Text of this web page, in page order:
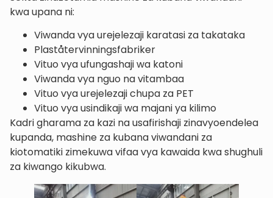
kwa upana ni:
Viwanda vya urejelezaji karatasi za takataka
Plaståtervinningsfabriker
Vituo vya ufungashaji wa katoni
Viwanda vya nguo na vitambaa
Vituo vya urejelezaji chupa za PET
Vituo vya usindikaji wa majani ya kilimo
Kadri gharama za kazi na usafirishaji zinavyoendelea
kupanda, mashine za kubana viwandani za
kiotomatiki zimekuwa vifaa vya kawaida kwa shughuli
za kiwango kikubwa.